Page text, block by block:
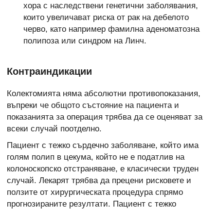
хора с наследствени генетични заболявания,
които увеличават риска от рак на дебелото
черво, като например фамилна аденоматозна
полипоза или синдром на Линч.
Контраиндикации
Колектомията няма абсолютни противопоказания,
въпреки че общото състояние на пациента и
показанията за операция трябва да се оценяват за
всеки случай поотделно.
Пациент с тежко сърдечно заболяване, който има
голям полип в цекума, който не е податлив на
колоноскопско отстраняване, е класически труден
случай. Лекарят трябва да прецени рисковете и
ползите от хирургическата процедура спрямо
прогнозираните резултати. Пациент с тежко